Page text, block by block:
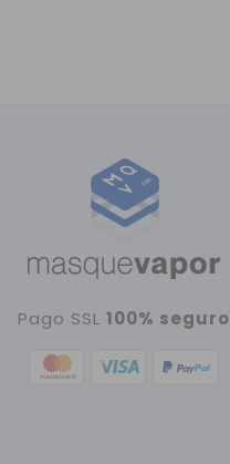
Pago SSL100% seguro